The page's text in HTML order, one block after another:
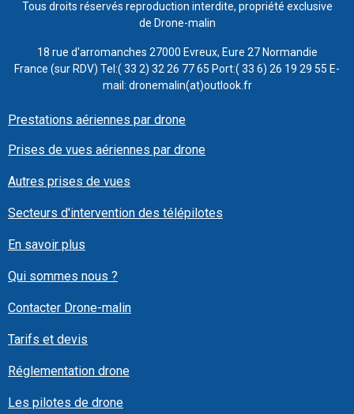
Tous droits réservés reproduction interdite, propriété exclusive
de Drone-malin
18 rue d'arromanches 27000 Evreux, Eure 27 Normandie
France (sur RDV) Tel:( 33 2) 32 26 77 65 Port:( 33 6) 26 19 29 55 E-
mail: dronemalin(at)outlook.fr
Prestations aériennes par drone
Prises de vues aériennes par drone
Autres prises de vues
Secteurs d'intervention des télépilotes
En savoir plus
Qui sommes nous ?
Contacter Drone-malin
Tarifs et devis
Réglementation drone
Les pilotes de drone